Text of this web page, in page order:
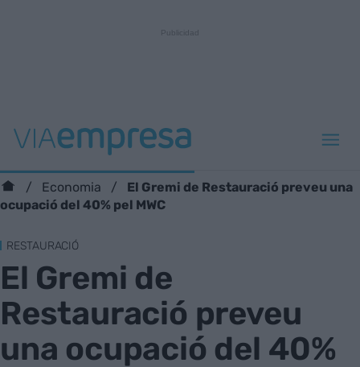
Economia
El Gremi de Restauració preveu una
ocupació del 40% pel MWC
RESTAURACIÓ
El Gremi de
Restauració preveu
una ocupació del 40%